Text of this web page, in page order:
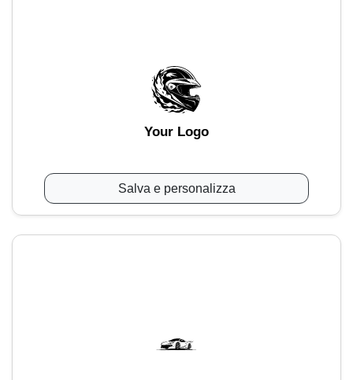
Your Logo
Salva e personalizza